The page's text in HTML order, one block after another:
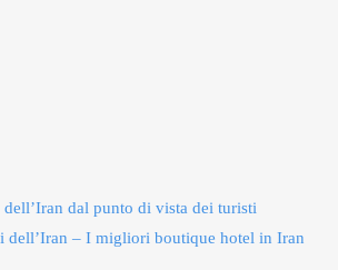
dal punto di vista dei turisti
dell’Iran – I migliori boutique hotel in Iran